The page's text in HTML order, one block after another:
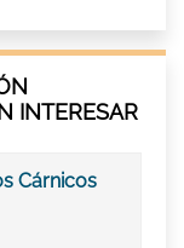
INTERESAR
Cárnicos